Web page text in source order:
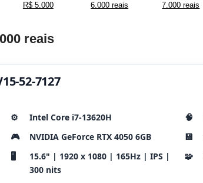
R$ 5.000 6.000 reais 7.000 reais
reais
52-7127
⚙️ Intel Core i7-13620H 🧠
🎮
NVIDIA GeForce RTX 4050 6GB 💾
🖥️
15.6" | 1920 x 1080 | 165Hz | IPS |
300 nits
🧩